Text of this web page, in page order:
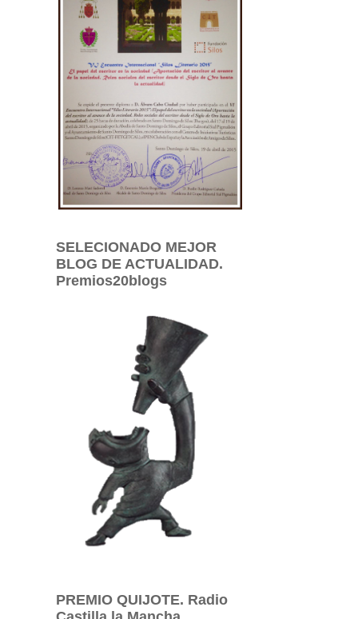
SELECIONADO MEJOR
BLOG DE ACTUALIDAD.
Premios20blogs
PREMIO QUIJOTE. Radio